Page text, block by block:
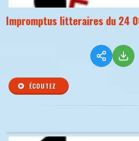
Impromptus litteraires du 24
ÉCOUTEZ